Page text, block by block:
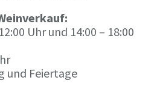
Uhr und 14:00 – 18:00
und Feiertage